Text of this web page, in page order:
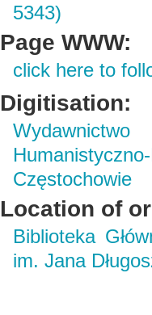
5343)
Page WWW:
click here to
Digitisation:
Wydawnictwo
Częstochowie
Location of
Biblioteka
im. Jana